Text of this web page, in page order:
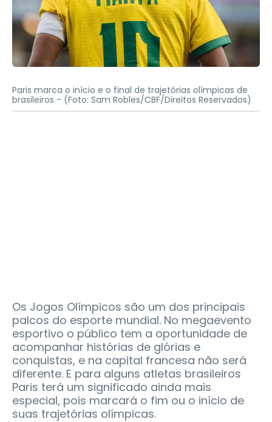
Paris marca o início e o final de trajetórias olímpicas de
brasileiros - (Foto: Sam Robles/CBF/Direitos Reservados)
Os Jogos Olímpicos são um dos principais
palcos do esporte mundial. No megaevento
esportivo o público tem a oportunidade de
acompanhar histórias de glórias e
conquistas, e na capital francesa não será
diferente. E para alguns atletas brasileiros
Paris terá um significado ainda mais
especial, pois marcará o fim ou o início de
suas trajetórias olímpicas.